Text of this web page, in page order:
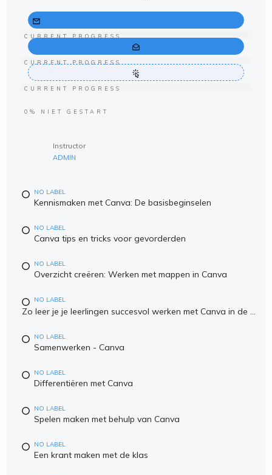
CURRENT PROGRESS
CURRENT PROGRESS
CURRENT PROGRESS
0% NIET GESTART
Instructor
ADMIN
NO LABEL
Kennismaken met Canva: De basisbeginselen
NO LABEL
Canva tips en tricks voor gevorderden
NO LABEL
Overzicht creëren: Werken met mappen in Canva
NO LABEL
NO LABEL
Samenwerken - Canva
NO LABEL
Differentiëren met Canva
NO LABEL
Spelen maken met behulp van Canva
NO LABEL
Een krant maken met de klas